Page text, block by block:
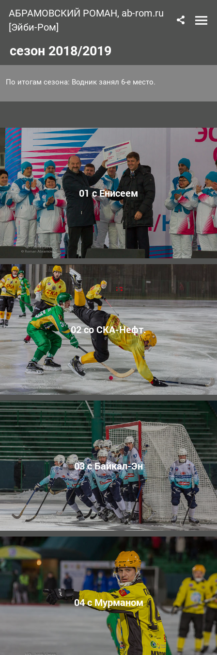
АБРАМОВСКИЙ РОМАН, ab-rom.ru
[Эйби-Ром]
сезон 2018/2019
По итогам сезона: Водник занял 6-е место.
01 с Енисеем
02 со СКА-Нефт.
03 с Байкал-Эн
04 с Мурманом